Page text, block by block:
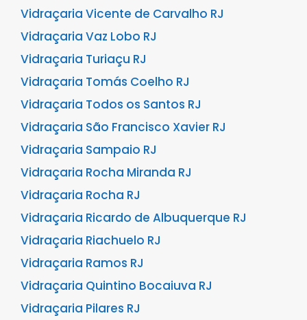
Vidraçaria Vicente de Carvalho RJ
Vidraçaria Vaz Lobo RJ
Vidraçaria Turiaçu RJ
Vidraçaria Tomás Coelho RJ
Vidraçaria Todos os Santos RJ
Vidraçaria São Francisco Xavier RJ
Vidraçaria Sampaio RJ
Vidraçaria Rocha Miranda RJ
Vidraçaria Rocha RJ
Vidraçaria Ricardo de Albuquerque RJ
Vidraçaria Riachuelo RJ
Vidraçaria Ramos RJ
Vidraçaria Quintino Bocaiuva RJ
Vidraçaria Pilares RJ